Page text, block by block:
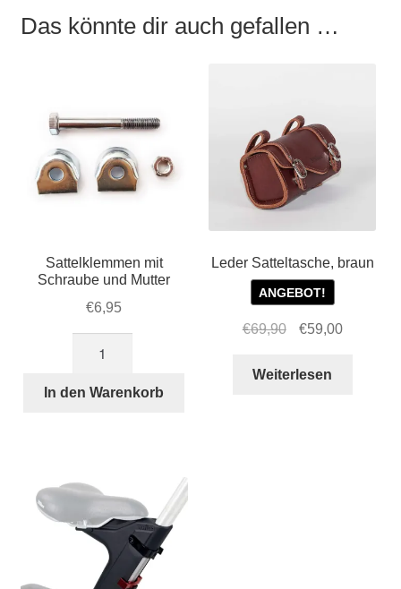
Das könnte dir auch gefallen …
Sattelklemmen mit
Schraube und Mutter
€6,95
Schraube
In den Warenkorb
Leder Satteltasche, braun
ANGEBOT!
€69,90
Ursprünglicher
war:
€59,00Aktueller
Weiterlesen